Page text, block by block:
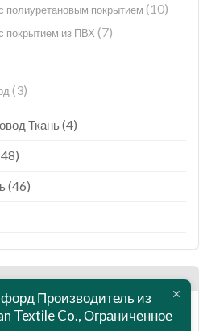
полиуретановым покрытием (10)
покрытием из ПВХ (7)
(3)
Ткань(4)
(46)
Производитель из
Textile Co., Ограниченное